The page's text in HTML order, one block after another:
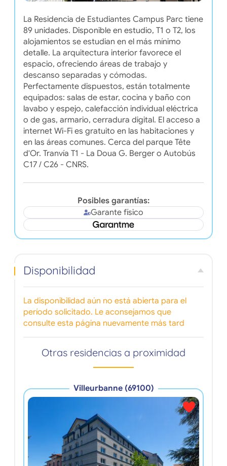
La Residencia de Estudiantes Campus Parc tiene
89 unidades. Disponible en estudio, T1 o T2, los
alojamientos se estudian en el más mínimo
detalle. La arquitectura interior favorece el
espacio, ofreciendo áreas de trabajo y
descanso separadas y cómodas.
Perfectamente dispuestos, están totalmente
equipados: salas de estar, cocina y baño con
lavabo y espejo, calefacción individual eléctrica
o de gas, armario, cerradura digital. El acceso a
internet Wi-Fi es gratuito en las habitaciones y
en las áreas comunes. Cerca del parque Tête
d'Or. Tranvía T1 - La Doua G. Berger o Autobús
C17 / C26 - CNRS.
Posibles garantías:
Garante físico
Disponibilidad
La disponibilidad aún no está abierta para el
período solicitado. Le aconsejamos que
consulte esta página nuevamente más tard
Otras residencias a proximidad
Villeurbanne (69100)